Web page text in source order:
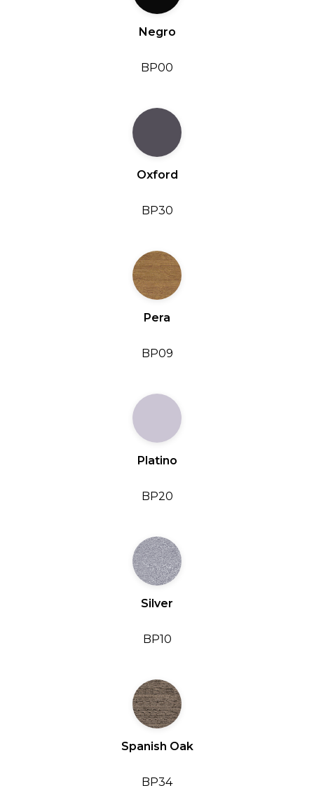
Negro
BP00
Oxford
BP30
Pera
BP09
Platino
BP20
Silver
BP10
Spanish Oak
BP34